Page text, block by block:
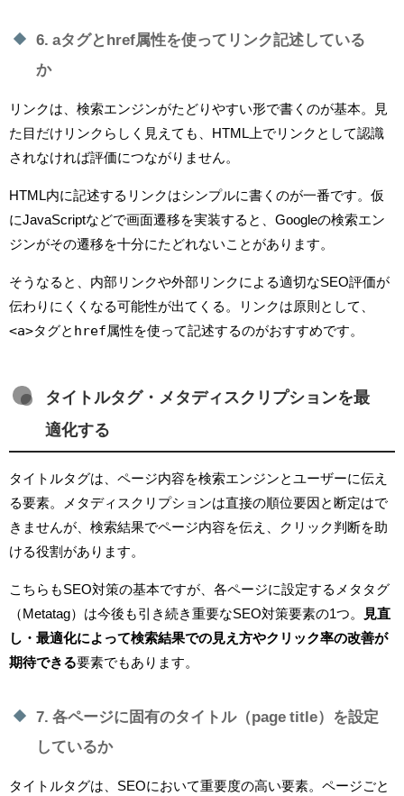
6. aタグとhref属性を使ってリンク記述している
か
リンクは、検索エンジンがたどりやすい形で書くのが基本。見
た目だけリンクらしく見えても、HTML上でリンクとして認識
されなければ評価につながりません。
HTML内に記述するリンクはシンプルに書くのが一番です。仮
にJavaScriptなどで画面遷移を実装すると、Googleの検索エン
ジンがその遷移を十分にたどれないことがあります。
そうなると、内部リンクや外部リンクによる適切なSEO評価が
伝わりにくくなる可能性が出てくる。リンクは原則として、
<a>タグと href 属性を使って記述するのがおすすめです。
タイトルタグ・メタディスクリプションを最
適化する
タイトルタグは、ページ内容を検索エンジンとユーザーに伝え
る要素。メタディスクリプションは直接の順位要因と断定はで
きませんが、検索結果でページ内容を伝え、クリック判断を助
ける役割があります。
こちらもSEO対策の基本ですが、各ページに設定するメタタグ
（Metatag）は今後も引き続き重要なSEO対策要素の1つ。
見直
し・最適化によって検索結果での見え方やクリック率の改善が
期待できる要素でもあります。
7. 各ページに固有のタイトル（page title）を設定
しているか
タイトルタグは、SEOにおいて重要度の高い要素。ページごと